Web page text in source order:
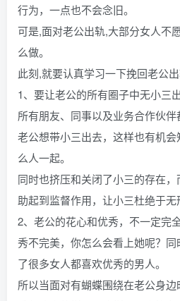
行为，一点也不会念旧。
可是,面对老公出轨,大部分女人不
么做。
此刻,就要认真学习一下挽回老公出
1、要让老公的所有圈子中无小三
所有朋友、同事以及业务合作伙
老公想带小三出去，这样也有机
么人一起。
同时也挤压和关闭了小三的存在
助起到监督作用，让小三杜绝于无
2、老公的花心和优秀，不一定完
秀不完美，你怎么会看上她呢？
了很多女人都喜欢优秀的男人。
所以当面对有蝴蝶围绕在老公身